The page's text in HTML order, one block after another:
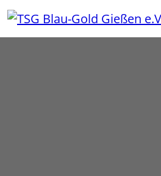
Direkt zur Hauptnavigation springen
Direkt zum Inhalt springen